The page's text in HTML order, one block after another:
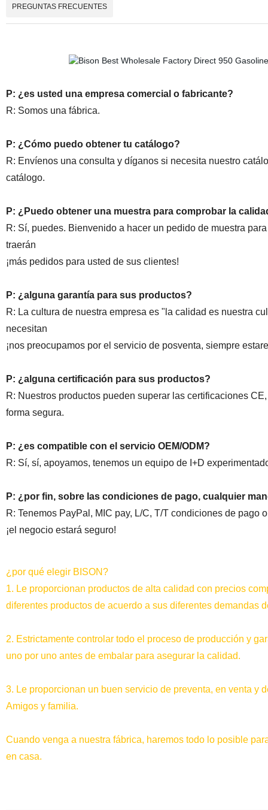
PREGUNTAS FRECUENTES
P: ¿es usted una empresa comercial o fabricante?
R: Somos una fábrica.
P: ¿Cómo puedo obtener tu catálogo?
R: Envíenos una consulta y díganos si necesita nuestro
catálogo.
P: ¿Puedo obtener una muestra para comprobar la
R: Sí, puedes. Bienvenido a hacer un pedido de muestra
traerán
¡más pedidos para usted de sus clientes!
P: ¿alguna garantía para sus productos?
R: La cultura de nuestra empresa es "la calidad es nuestra
necesitan
¡nos preocupamos por el servicio de posventa, siempre
P: ¿alguna certificación para sus productos?
R: Nuestros productos pueden superar las certificaciones
forma segura.
P: ¿es compatible con el servicio OEM/ODM?
R: Sí, sí, apoyamos, tenemos un equipo de I+D
P: ¿por fin, sobre las condiciones de pago, cualquier
R: Tenemos PayPal, MIC pay, L/C, T/T condiciones de
¡el negocio estará seguro!
¿por qué elegir BISON?
1. Le proporcionan productos de alta calidad con precios
diferentes productos de acuerdo a sus diferentes demandas
2. Estrictamente controlar todo el proceso de producción y
uno por uno antes de embalar para asegurar la calidad.
3. Le proporcionan un buen servicio de preventa, en venta y
Amigos y familia.
Cuando venga a nuestra fábrica, haremos todo lo posible
en casa.